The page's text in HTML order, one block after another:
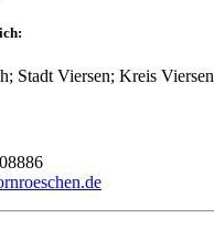
Stadt Viersen; Kreis Viersen